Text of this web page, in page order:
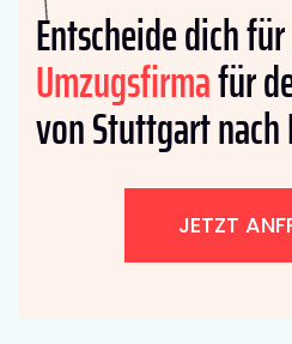
Entscheide dich
Umzugsfirmafür
von Stuttgart
JETZT